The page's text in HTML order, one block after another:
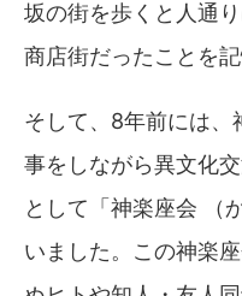
坂の街を歩くと人通
商店街だったことを記
そして、8年前には、
事をしながら異文化
として「神楽座会 （
いました。この神楽